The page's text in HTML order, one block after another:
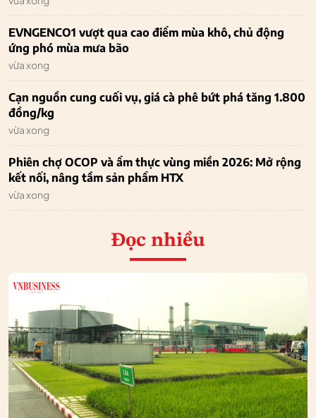
EVNGENCO1 vượt qua cao điểm mùa khô, chủ động
ứng phó mùa mưa bão
vừa xong
Cạn nguồn cung cuối vụ, giá cà phê bứt phá tăng 1.800
đồng/kg
vừa xong
Phiên chợ OCOP và ẩm thực vùng miền 2026: Mở rộng
kết nối, nâng tầm sản phẩm HTX
vừa xong
Đọc nhiều